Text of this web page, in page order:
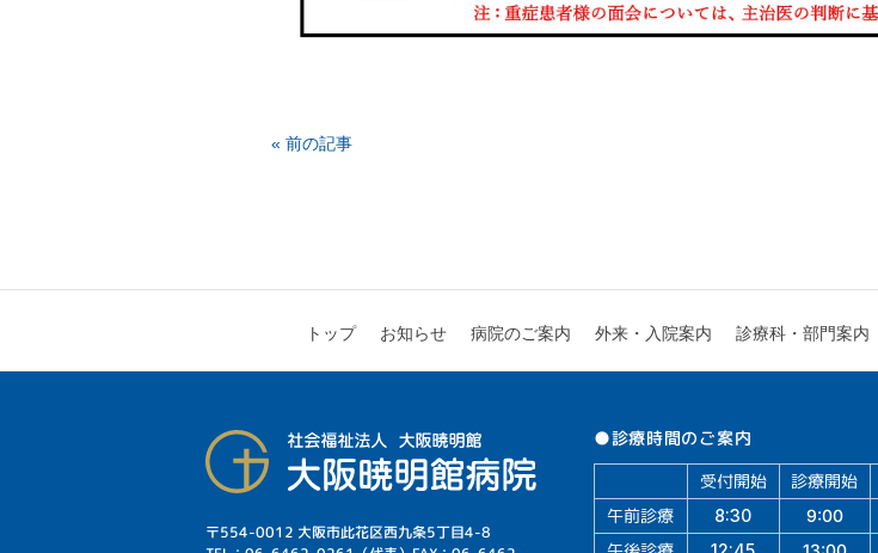
« 前の記事
トップ お知らせ 病院のご案内 外来・入院案内 診療科・部門案内
〒554-0012 大阪市此花区西九条5丁目4-8
●診療時間のご案内
受付開始 診療開始
午前診療
8:30 9:00